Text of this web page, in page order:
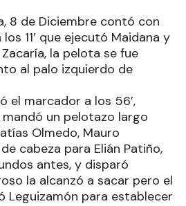
8 de Diciembre contó con
11’ que ejecutó Maidana y
la pelota se fue
al palo izquierdo de
el marcador a los 56’,
un pelotazo largo
Olmedo, Mauro
cabeza para Elián Patiño,
antes, y disparó
la alcanzó a sacar pero el
Leguizamón para establecer